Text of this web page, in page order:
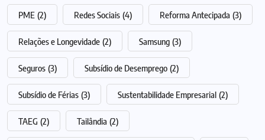
PME (2) Redes Sociais (4) Reforma Antecipada (3)
Relações e Longevidade (2) Samsung (3)
Seguros (3) Subsídio de Desemprego (2)
Subsídio de Férias (3) Sustentabilidade Empresarial (2)
TAEG (2) Tailândia (2)